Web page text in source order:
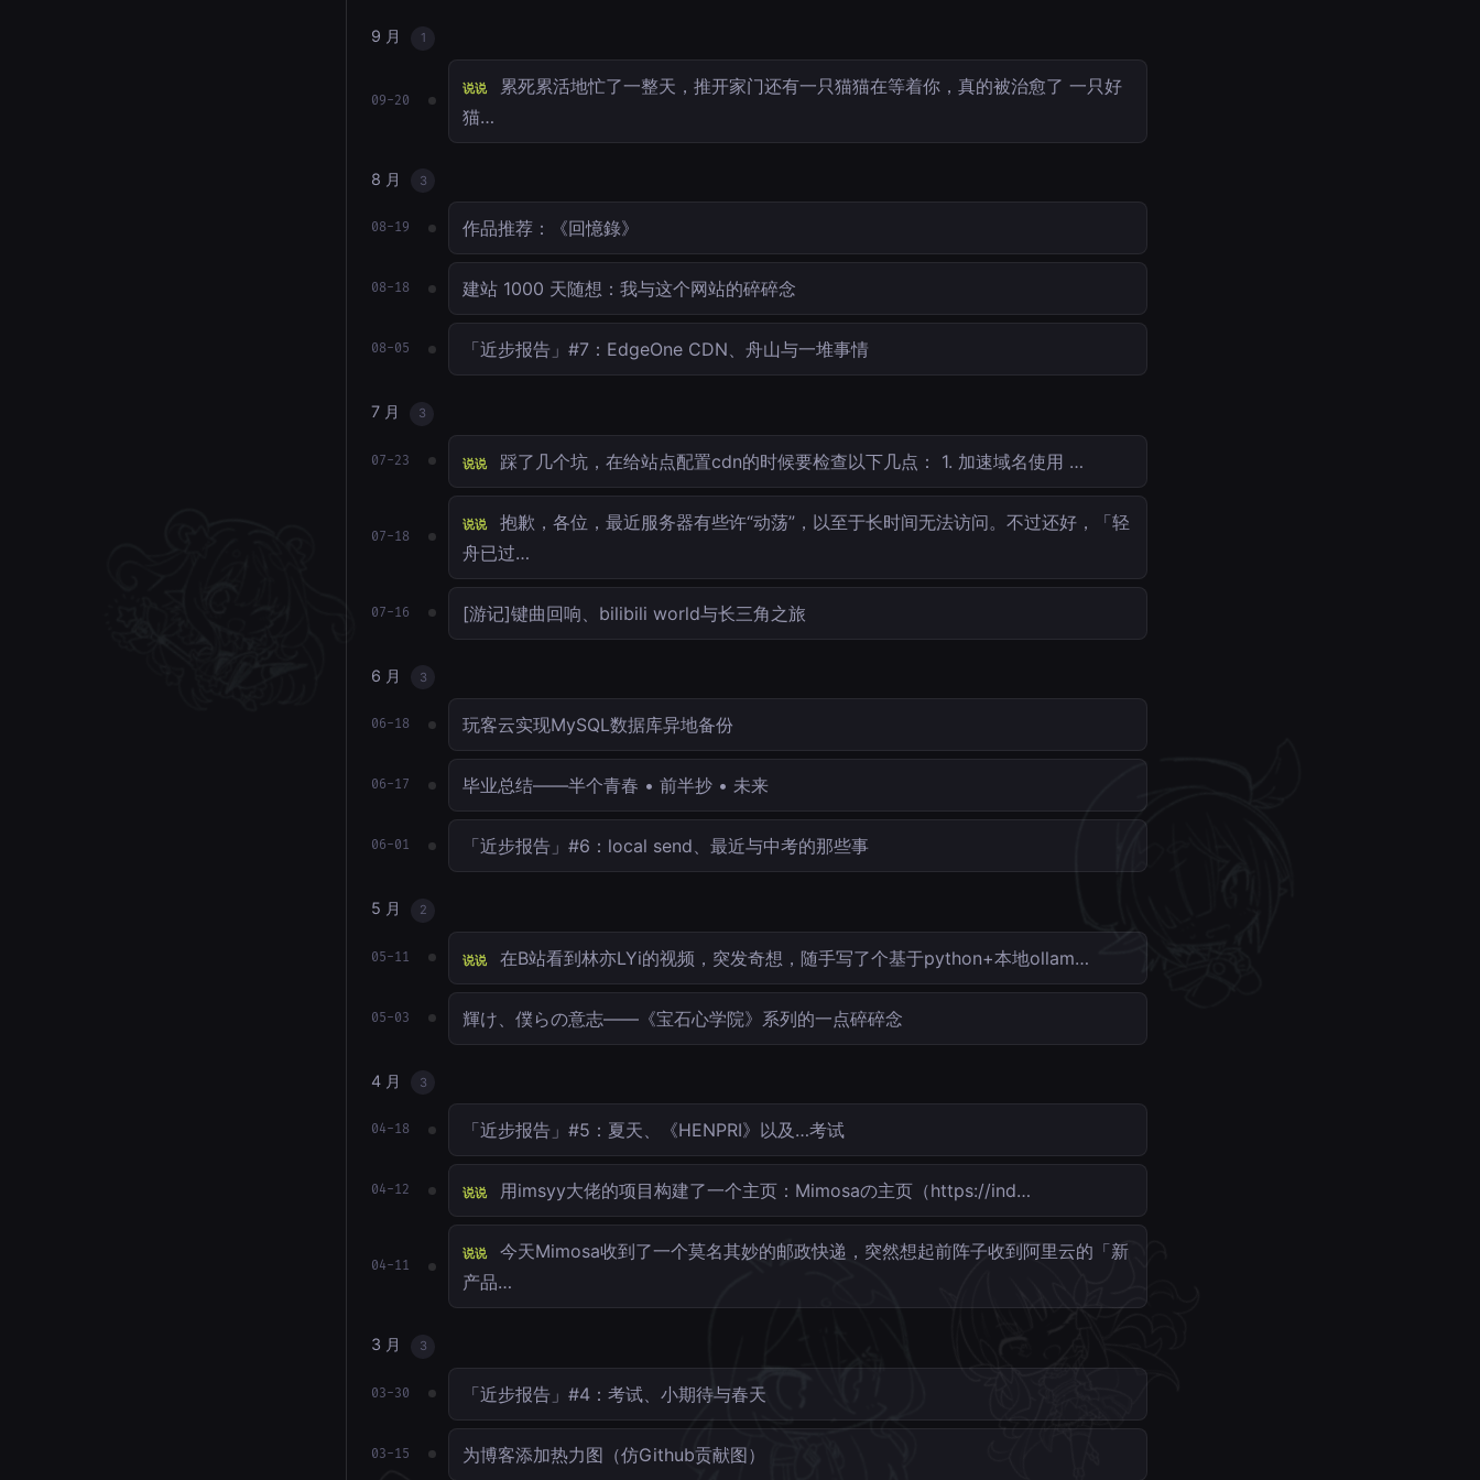
9 月 1
09-20
说说
累死累活地忙了一整天，推开家门还有一只猫猫在等着你，真的被治愈了 一只好
猫…
8 月 3
08-19 作品推荐：《回憶錄》
08-18 建站 1000 天随想：我与这个网站的碎碎念
08-05 「近步报告」#7：EdgeOne CDN、舟山与一堆事情
7 月 3
07-23 说说 踩了几个坑，在给站点配置cdn的时候要检查以下几点： 1. 加速域名使用 …
07-18
说说
抱歉，各位，最近服务器有些许“动荡”，以至于长时间无法访问。不过还好，「轻
舟已过…
07-16 [游记]键曲回响、bilibili world与长三角之旅
6 月 3
06-18 玩客云实现MySQL数据库异地备份
06-17 毕业总结——半个青春 • 前半抄 • 未来
06-01 「近步报告」#6：local send、最近与中考的那些事
5 月 2
05-11 说说 在B站看到林亦LYi的视频，突发奇想，随手写了个基于python+本地ollam…
05-03 輝け、僕らの意志——《宝石心学院》系列的一点碎碎念
4 月 3
04-18 「近步报告」#5：夏天、《HENPRI》以及…考试
04-12 说说 用imsyy大佬的项目构建了一个主页：Mimosaの主页（https://ind…
04-11
说说
今天Mimosa收到了一个莫名其妙的邮政快递，突然想起前阵子收到阿里云的「新
产品…
3 月 3
03-30 「近步报告」#4：考试、小期待与春天
03-15 为博客添加热力图（仿Github贡献图）